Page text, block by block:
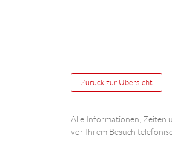
Zurück zur Übersicht
Alle Informationen, Zeiten
vor Ihrem Besuch